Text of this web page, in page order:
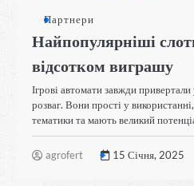
Партнери
Найпопулярніші
відсотком виграшу
Ігрові автомати завжди
розваг. Вони прості у
тематики та мають великий
agrofert 15 Січня, 2025